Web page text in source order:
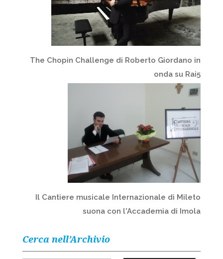
The Chopin Challenge di Roberto Giordano in
onda su Rai5
Il Cantiere musicale Internazionale di Mileto
suona con l'Accademia di Imola
Cerca nell’Archivio